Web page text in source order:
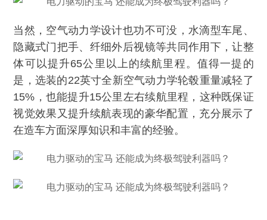
当然，空气动力学设计也功不可没，水滴型车尾、
隐藏式门把手、纤细外后视镜等共同作用下，让整
体可以提升65公里以上的续航里程。值得一提的
是，选装的22英寸全新空气动力学轮毂重量减轻了
15%，也能提升15公里左右续航里程，这种既保证
视觉效果又提升续航表现的豪华配置，充分展示了
在造车方面深厚知识和丰富的经验。